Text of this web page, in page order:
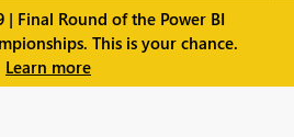
| Final Round of the Power BI
This is your chance.
Learn more